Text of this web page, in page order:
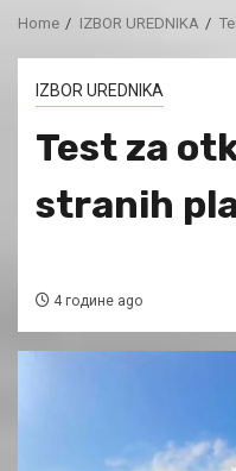
Home IZBOR UREDNIKA
IZBOR UREDNIKA
Test za
stranih
4 године ago